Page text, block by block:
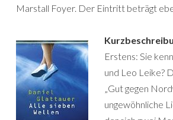
Marstall Foyer. Der Eintritt beträgt
Erstens: Sie
und Leo Leike?
„Gut gegen
ungewöhnliche